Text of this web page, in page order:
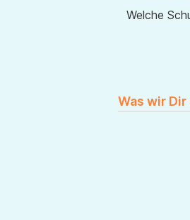
Welche
Was wir